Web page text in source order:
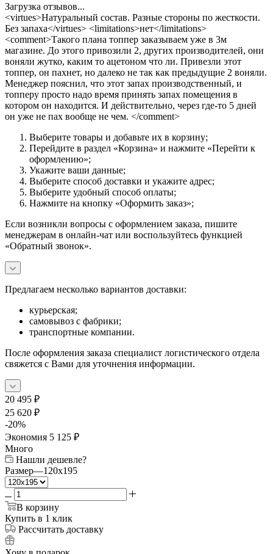
Загрузка отзывов...
<virtues>Натуральный состав. Разные стороны по жесткости.
Без запаха</virtues> <limitations>нет</limitations>
<comment>Такого плана топпер заказываем уже в 3м
магазине. До этого привозили 2, других производителей, они
воняли жутко, каким то ацетоном что ли. Привезли этот
топпер, он пахнет, но далеко не так как предыдущие 2 воняли.
Менеджер пояснил, что этот запах производственный, и
топперу просто надо время принять запах помещения в
котором он находится. И действительно, через где-то 5 дней
он уже не пах вообще не чем. </comment>
Выберите товары и добавьте их в корзину;
Перейдите в раздел «Корзина» и нажмите «Перейти к
оформлению»;
Укажите ваши данные;
Выберите способ доставки и укажите адрес;
Выберите удобный способ оплаты;
Нажмите на кнопку «Оформить заказ»;
Если возникли вопросы с оформлением заказа, пишите
менеджерам в онлайн-чат или воспользуйтесь функцией
«Обратный звонок».
Предлагаем несколько вариантов доставки:
курьерская;
самовывоз с фабрики;
транспортные компании.
После оформления заказа специалист логистического отдела
свяжется с Вами для уточнения информации.
20 495 ₽
25 620 ₽
-20%
Экономия 5 125 ₽
Много
Нашли дешевле?
Размер—120x195
В корзину
Купить в 1 клик
Рассчитать доставку